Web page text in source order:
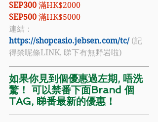
SEP300 滿HK$2000
SEP500 滿HK$5000
連結：
https://shopcasio.jebsen.com/tc/ (記
得禁呢條LINK, 睇下有無野岩啦)
如果你見到個優惠過左期, 唔洗
驚！ 可以禁番下面Brand 個
TAG, 睇番最新的優惠！